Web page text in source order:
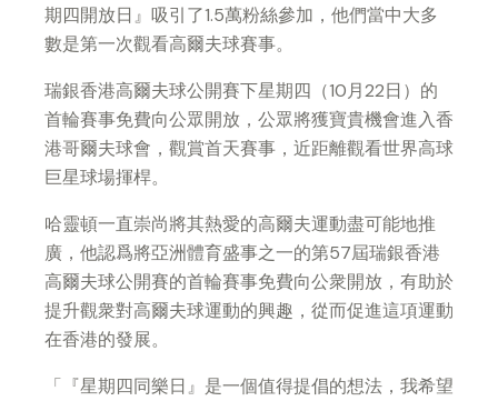
期四開放日』吸引了1.5萬粉絲參加，他們當中大多
數是第一次觀看高爾夫球賽事。
瑞銀香港高爾夫球公開賽下星期四（10月22日）的
首輪賽事免費向公眾開放，公眾將獲寶貴機會進入香
港哥爾夫球會，觀賞首天賽事，近距離觀看世界高球
巨星球場揮桿。
哈靈頓一直崇尚將其熱愛的高爾夫運動盡可能地推
廣，他認爲將亞洲體育盛事之一的第57屆瑞銀香港
高爾夫球公開賽的首輪賽事免費向公衆開放，有助於
提升觀衆對高爾夫球運動的興趣，從而促進這項運動
在香港的發展。
「『星期四同樂日』是一個值得提倡的想法，我希望